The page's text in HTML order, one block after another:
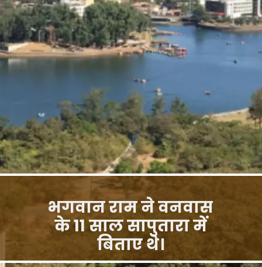
भगवान राम ने वनवास
के 11 साल सापुतारा में
बिताए थे।